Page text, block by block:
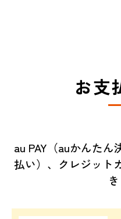
お支
au PAY（auかんたん
払い）、クレジット